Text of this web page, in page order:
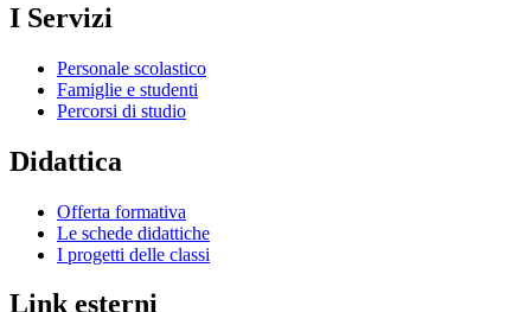
I Servizi
Personale scolastico
Famiglie e studenti
Percorsi di studio
Didattica
Offerta formativa
Le schede didattiche
I progetti delle classi
Link esterni